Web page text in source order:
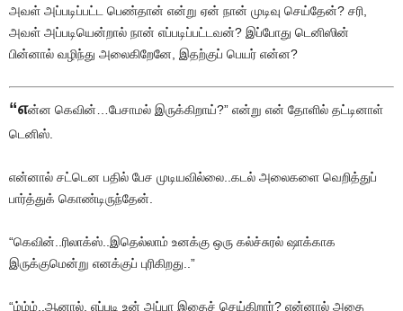
அவள் அப்படிப்பட்ட பெண்தான் என்று ஏன் நான் முடிவு செய்தேன்? சரி,
அவள் அப்படியென்றால் நான் எப்படிப்பட்டவன்? இப்போது டெனிஸின்
பின்னால் வழிந்து அலைகிறேனே, இதற்குப் பெயர் என்ன?
“என்ன கெவின்…பேசாமல் இருக்கிறாய்?” என்று என் தோளில் தட்டினாள்
டெனிஸ்.
என்னால் சட்டென பதில் பேச முடியவில்லை..கடல் அலைகளை வெறித்துப்
பார்த்துக் கொண்டிருந்தேன்.
“கெவின்..ரிலாக்ஸ்..இதெல்லாம் உனக்கு ஒரு கல்ச்சுரல் ஷாக்காக
இருக்குமென்று எனக்குப் புரிகிறது..”
“ம்ம்ம்..ஆனால், எப்படி உன் அப்பா இதைச் செய்கிறார்? என்னால் அதை